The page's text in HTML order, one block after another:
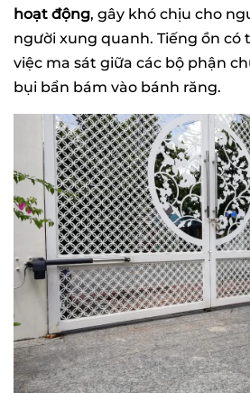
hoạt động, gây khó chịu cho
người xung quanh. Tiếng ồn có
việc ma sát giữa các bộ phận
bụi bẩn bám vào bánh răng.